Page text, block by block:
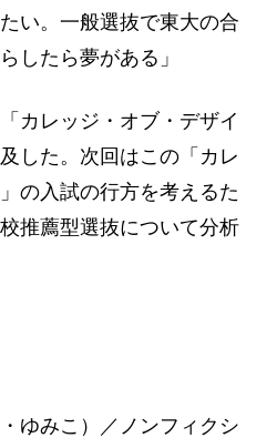
い。一般選抜で東大の合
したら夢がある」
カレッジ・オブ・デザイ
した。次回はこの「カレ
の入試の行方を考えるた
推薦型選抜について分析
ゆみこ）／ノンフィクシ